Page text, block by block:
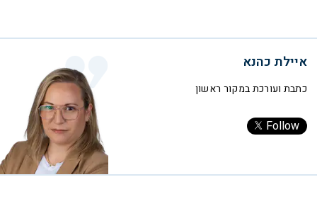
איילת כהנא
כתבת ועורכת במקור ראשון
Follow